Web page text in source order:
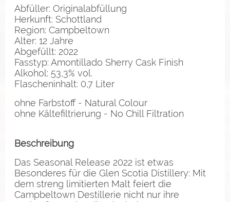
Abfüller: Originalabfüllung
Herkunft: Schottland
Region: Campbeltown
Alter: 12 Jahre
Abgefüllt: 2022
Fasstyp: Amontillado Sherry Cask Finish
Alkohol: 53,3% vol.
Flascheninhalt: 0,7 Liter
ohne Farbstoff - Natural Colour
ohne Kältefiltrierung - No Chill Filtration
Beschreibung
Das Seasonal Release 2022 ist etwas
Besonderes für die Glen Scotia Distillery: Mit
dem streng limitierten Malt feiert die
Campbeltown Destillerie nicht nur ihre